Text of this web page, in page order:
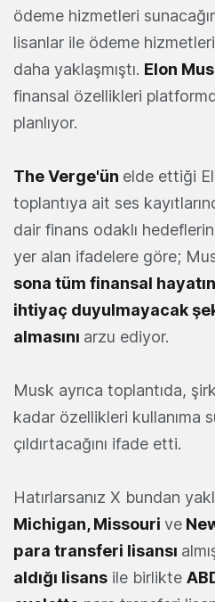
ödeme hizmetleri
lisanlar ile ödeme
daha yaklaşmıştı. Elon
finansal özellikleri
planlıyor.
The Verge'ün elde ettiği
toplantıya ait ses
dair finans odaklı
yer alan ifadelere göre;
sona tüm finansal
ihtiyaç duyulmayacak
almasını arzu ediyor.
Musk ayrıca toplantıda,
kadar özellikleri kullanıma
çıldırtacağını ifade etti.
Hatırlarsanız X bundan
Michigan, Missouri ve
para transferi lisansı
aldığı lisans ile birlikte